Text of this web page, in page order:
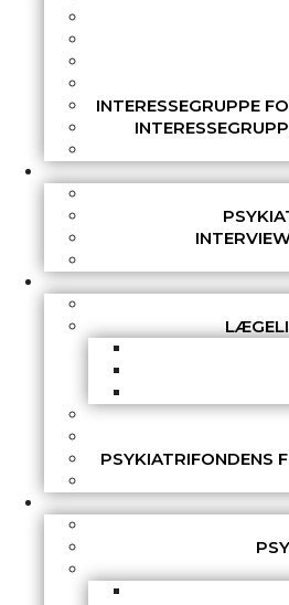
INTERESSEGRUPPE
PSYKIATRIFONDENS